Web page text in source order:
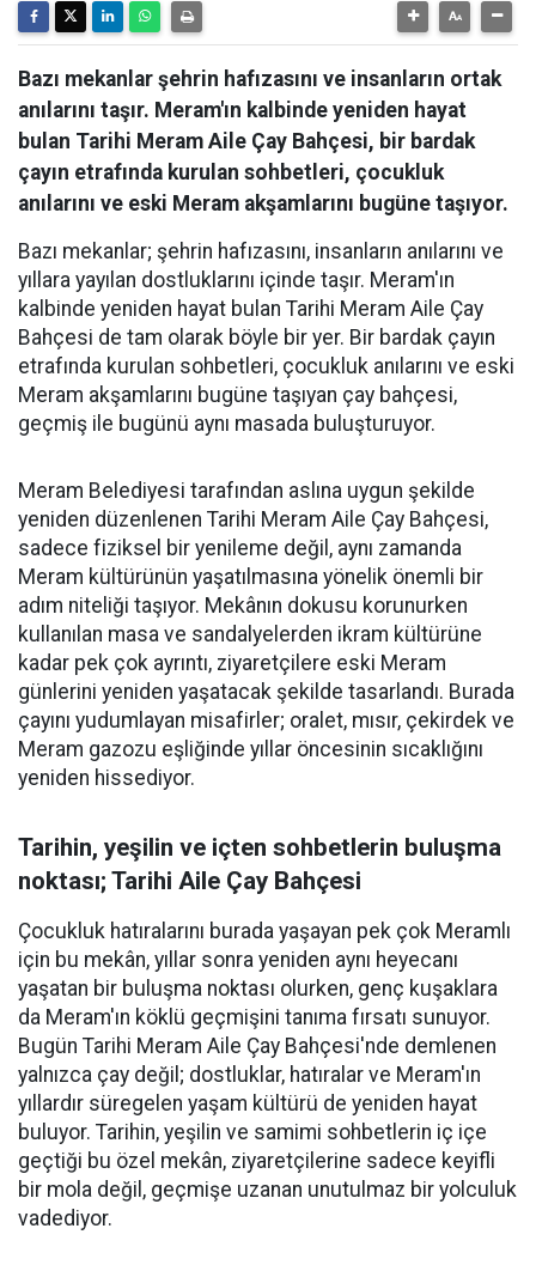
Bazı mekanlar şehrin hafızasını ve insanların ortak
anılarını taşır. Meram'ın kalbinde yeniden hayat
bulan Tarihi Meram Aile Çay Bahçesi, bir bardak
çayın etrafında kurulan sohbetleri, çocukluk
anılarını ve eski Meram akşamlarını bugüne taşıyor.
Bazı mekanlar; şehrin hafızasını, insanların anılarını ve
yıllara yayılan dostluklarını içinde taşır. Meram'ın
kalbinde yeniden hayat bulan Tarihi Meram Aile Çay
Bahçesi de tam olarak böyle bir yer. Bir bardak çayın
etrafında kurulan sohbetleri, çocukluk anılarını ve eski
Meram akşamlarını bugüne taşıyan çay bahçesi,
geçmiş ile bugünü aynı masada buluşturuyor.
Meram Belediyesi tarafından aslına uygun şekilde
yeniden düzenlenen Tarihi Meram Aile Çay Bahçesi,
sadece fiziksel bir yenileme değil, aynı zamanda
Meram kültürünün yaşatılmasına yönelik önemli bir
adım niteliği taşıyor. Mekânın dokusu korunurken
kullanılan masa ve sandalyelerden ikram kültürüne
kadar pek çok ayrıntı, ziyaretçilere eski Meram
günlerini yeniden yaşatacak şekilde tasarlandı. Burada
çayını yudumlayan misafirler; oralet, mısır, çekirdek ve
Meram gazozu eşliğinde yıllar öncesinin sıcaklığını
yeniden hissediyor.
Tarihin, yeşilin ve içten sohbetlerin buluşma
noktası; Tarihi Aile Çay Bahçesi
Çocukluk hatıralarını burada yaşayan pek çok Meramlı
için bu mekân, yıllar sonra yeniden aynı heyecanı
yaşatan bir buluşma noktası olurken, genç kuşaklara
da Meram'ın köklü geçmişini tanıma fırsatı sunuyor.
Bugün Tarihi Meram Aile Çay Bahçesi'nde demlenen
yalnızca çay değil; dostluklar, hatıralar ve Meram'ın
yıllardır süregelen yaşam kültürü de yeniden hayat
buluyor. Tarihin, yeşilin ve samimi sohbetlerin iç içe
geçtiği bu özel mekân, ziyaretçilerine sadece keyifli
bir mola değil, geçmişe uzanan unutulmaz bir yolculuk
vadediyor.